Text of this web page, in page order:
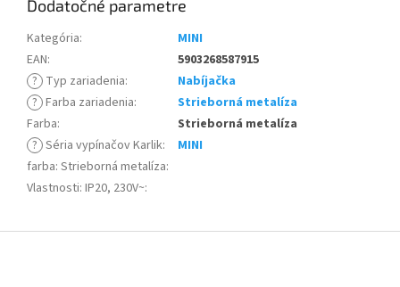
Dodatočné parametre
Kategória:
MINI
EAN:
5903268587915
? Typ zariadenia:
Nabíjačka
? Farba zariadenia:
Strieborná metalíza
Farba:
Strieborná metalíza
? Séria vypínačov Karlik:
MINI
farba: Strieborná metalíza:
Vlastnosti: IP20, 230V~: